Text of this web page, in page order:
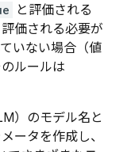
と評価される
評価される必要が
いない場合（値
ルールは
）のモデル名と
ータを作成し、